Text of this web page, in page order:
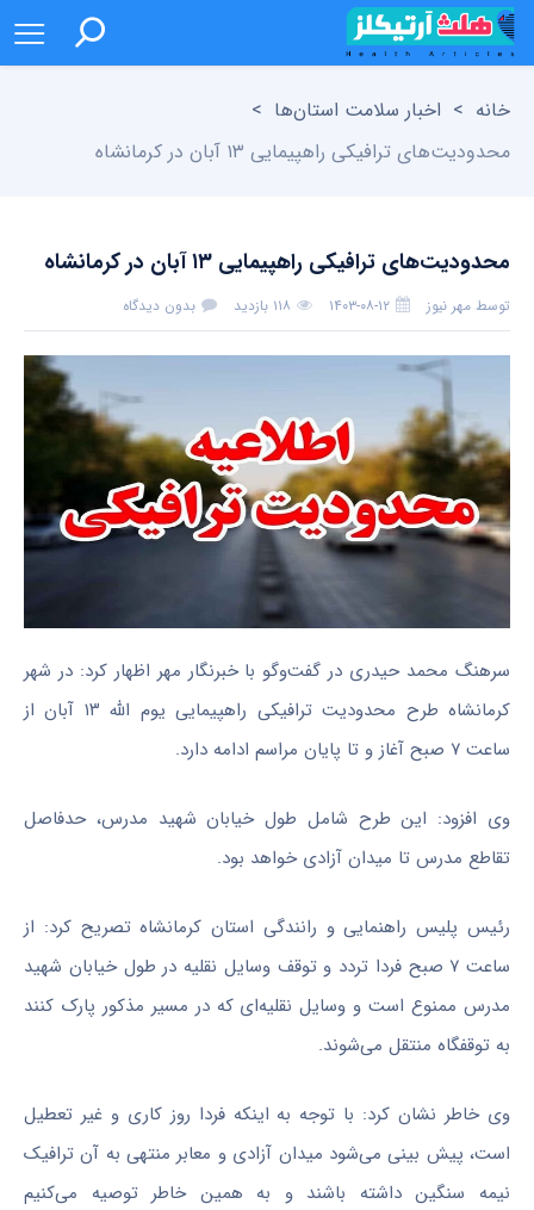
خانه > اخبار سلامت استان‌ها >
محدودیت‌های ترافیکی راهپیمایی ۱۳ آبان در کرمانشاه
محدودیت‌های ترافیکی راهپیمایی ۱۳ آبان در کرمانشاه
توسط مهر نیوز ۱۴۰۳-۰۸-۱۲ ۱۱۸ بازدید بدون دیدگاه
سرهنگ محمد حیدری در گفت‌وگو با خبرنگار مهر اظهار کرد: در شهر
کرمانشاه طرح محدودیت ترافیکی راهپیمایی یوم الله ۱۳ آبان از
ساعت ۷ صبح آغاز و تا پایان مراسم ادامه دارد.
وی افزود: این طرح شامل طول خیابان شهید مدرس، حدفاصل
تقاطع مدرس تا میدان آزادی خواهد بود.
رئیس پلیس راهنمایی و رانندگی استان کرمانشاه تصریح کرد: از
ساعت ۷ صبح فردا تردد و توقف وسایل نقلیه در طول خیابان شهید
مدرس ممنوع است و وسایل نقلیه‌ای که در مسیر مذکور پارک کنند
به توقفگاه منتقل می‌شوند.
وی خاطر نشان کرد: با توجه به اینکه فردا روز کاری و غیر تعطیل
است، پیش بینی می‌شود میدان آزادی و معابر منتهی به آن ترافیک
نیمه سنگین داشته باشند و به همین خاطر توصیه می‌کنیم